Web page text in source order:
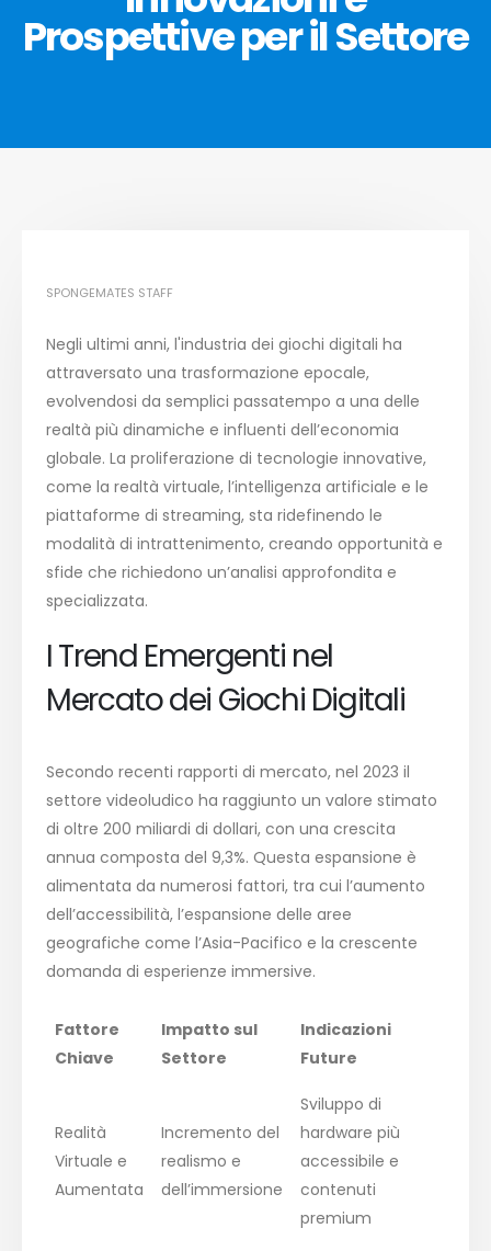
Prospettive per il Settore
SPONGEMATES STAFF
Negli ultimi anni, l'industria dei giochi digitali ha
attraversato una trasformazione epocale,
evolvendosi da semplici passatempo a una delle
realtà più dinamiche e influenti dell’economia
globale. La proliferazione di tecnologie innovative,
come la realtà virtuale, l’intelligenza artificiale e le
piattaforme di streaming, sta ridefinendo le
modalità di intrattenimento, creando opportunità e
sfide che richiedono un’analisi approfondita e
specializzata.
I Trend Emergenti nel
Mercato dei Giochi Digitali
Secondo recenti rapporti di mercato, nel 2023 il
settore videoludico ha raggiunto un valore stimato
di oltre200 miliardi di dollari, con una crescita
annua composta del9,3%. Questa espansione è
alimentata da numerosi fattori, tra cui l’aumento
dell’accessibilità, l’espansione delle aree
geografiche come l’Asia-Pacifico e la crescente
domanda di esperienze immersive.
Fattore
Chiave
Impatto sul
Settore
Indicazioni
Future
Realità
Virtuale e
Aumentata
Incremento del
realismo e
dell’immersione
Sviluppo di
hardware più
accessibile e
contenuti
premium